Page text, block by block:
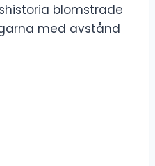
blomstrade
med avstånd